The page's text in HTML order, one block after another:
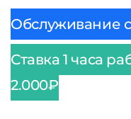
Обслуживание
Ставка 1 часа
2.000₽